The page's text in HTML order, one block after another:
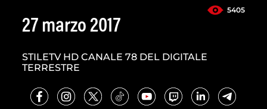
5405
27 marzo 2017
STILETV HD CANALE 78 DEL DIGITALE
TERRESTRE